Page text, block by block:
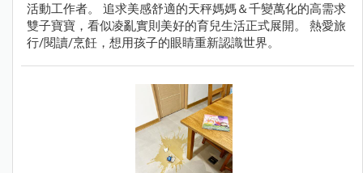
活動工作者。 追求美感舒適的天秤媽媽＆千變萬化的高需求
雙子寶寶，看似凌亂實則美好的育兒生活正式展開。 熱愛旅
行/閱讀/烹飪，想用孩子的眼睛重新認識世界。